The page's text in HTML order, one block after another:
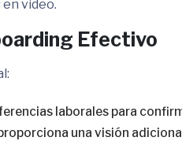
video.
Efectivo
laborales para
una visión